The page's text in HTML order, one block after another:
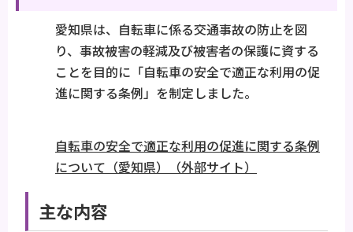
愛知県は、自転車に係る交通事故の防止を図
り、事故被害の軽減及び被害者の保護に資する
ことを目的に「自転車の安全で適正な利用の促
進に関する条例」を制定しました。
自転車の安全で適正な利用の促進に関する条例
について（愛知県）（外部サイト）
主な内容